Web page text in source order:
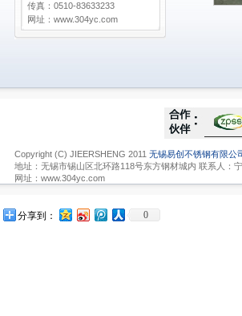
传真：0510-83633233
网址：www.304yc.com
Copyright (C) JIEERSHENG 2011 无锡易创不锈钢有限公
地址：无锡市锡山区北环路118号东方钢材城内 联系人：
网址：www.304yc.com
分享到： 0